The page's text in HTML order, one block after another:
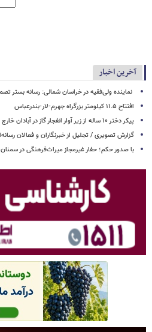
آخرین اخبار
نماینده ولی‌فقیه در خراسان شمالی: رسانه بستر
افتتاح ۱۱.۵ کیلومتر بزرگراه جهرم-لار-بندرعباس
پیکر دختر ۱۰ ساله از زیر آوار انفجار گاز در آبادان خارج شد / یک آتش‌نشان نیز مصدوم شد
گزارش تصویری / تجلیل از خبرنگاران و فعالان
با صدور حکم؛ حفار غیرمجاز میراث‌فرهنگی در